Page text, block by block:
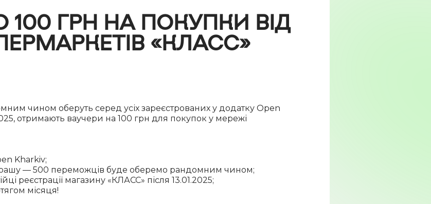
100 ГРН НА ПОКУПКИ ВІД
«КЛАСС»
чином оберуть серед усіх зареєстрованих у додатку Open
отримають ваучери на 100 грн для покупок у мережі
Kharkiv;
— 500 переможців буде оберемо рандомним чином;
реєстрації магазину «КЛАСС» після 13.01.2025;
місяця!